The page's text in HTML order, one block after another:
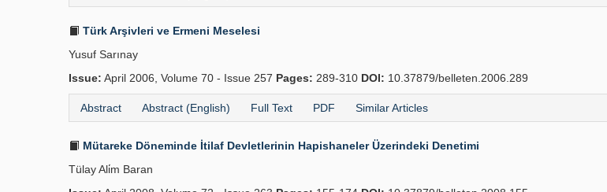
Türk Arşivleri ve Ermeni Meselesi
Yusuf Sarınay
Issue: April 2006, Volume 70 - Issue 257 Pages: 289-310 DOI: 10.37879/belleten.2006.289
Abstract Abstract (English) Full Text PDF Similar Articles
Mütareke Döneminde İtilaf Devletlerinin Hapishaneler Üzerindeki Denetimi
Tülay Ali̇m Baran